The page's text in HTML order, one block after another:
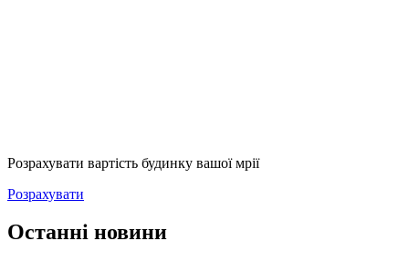
Розрахувати вартість будинку вашої мрії
Розрахувати
Останні новини